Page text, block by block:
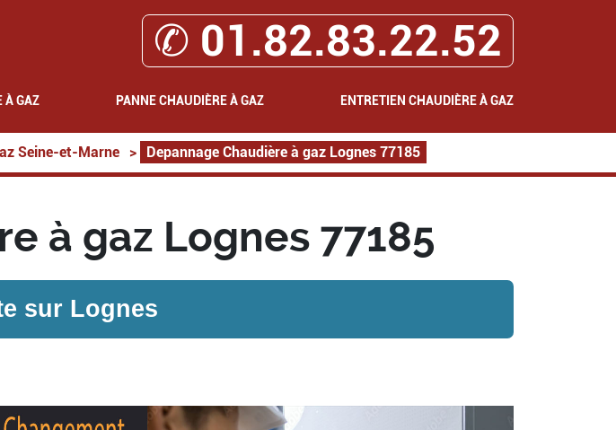
✆ 01.82.83.22.52
À GAZ PANNE CHAUDIÈRE À GAZ ENTRETIEN CHAUDIÈRE À GAZ
Seine-et-Marne > Depannage Chaudière à gaz Lognes 77185
à gaz Lognes 77185
sur Lognes